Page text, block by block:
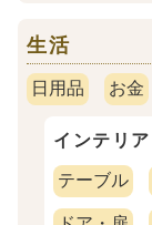
生活
日用品 お金
インテリア
テーブル